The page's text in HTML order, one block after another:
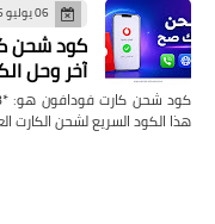
06 يوليو 2026
كود شحن
آخر وحل
هذا الكود السريع لشحن الكارت